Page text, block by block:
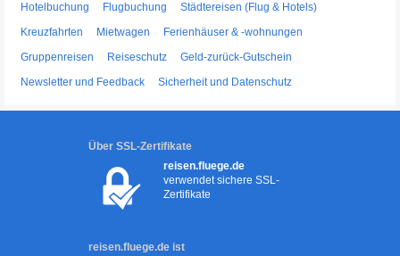
Hotelbuchung Flugbuchung
Städtereisen (Flug & Hotels)
Kreuzfahrten
Mietwagen
Ferienhäuser & -wohnungen
Gruppenreisen
Reiseschutz
Geld-zurück-Gutschein
Newsletter und Feedback
Sicherheit und Datenschutz
Über SSL-Zertifikate
reisen.fluege.de
verwendet sichere SSL-
Zertifikate
reisen.fluege.de ist